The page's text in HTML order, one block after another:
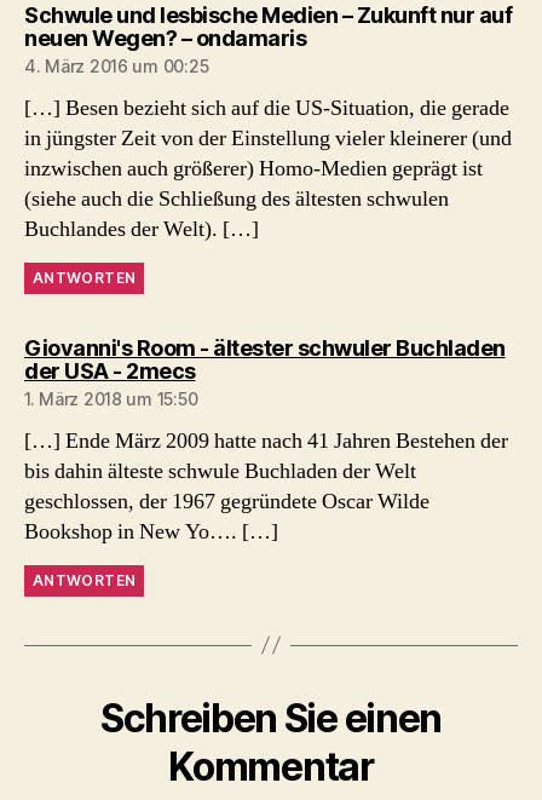
Schwule und lesbische Medien – Zukunft nur auf
neuen Wegen? – ondamarissagt:
4. März 2016 um 00:25
[…] Besen bezieht sich auf die US-Situation, die gerade
in jüngster Zeit von der Einstellung vieler kleinerer (und
inzwischen auch größerer) Homo-Medien geprägt ist
(siehe auch die Schließung des ältesten schwulen
Buchlandes der Welt). […]
ANTWORTEN
Giovanni's Room - ältester schwuler Buchladen
der USA - 2mecssagt:
1. März 2018 um 15:50
[…] Ende März 2009 hatte nach 41 Jahren Bestehen der
bis dahin älteste schwule Buchladen der Welt
geschlossen, der 1967 gegründete Oscar Wilde
Bookshop in New Yo…. […]
ANTWORTEN
Schreiben Sie einen
Kommentar